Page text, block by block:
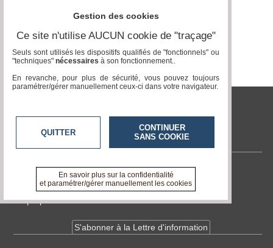
Institut Prévention Sante
Contactez-nous
En savoir +
A propos de tvlocale.fr
S'abonner à la Lettre d'information
Gestion des cookies
Ce site n'utilise AUCUN cookie de "traçage"
Seuls sont utilisés les dispositifs qualifiés de "fonctionnels" ou
"techniques" nécessaires à son fonctionnement..
En revanche, pour plus de sécurité, vous pouvez toujours
paramétrer/gérer manuellement ceux-ci dans votre navigateur.
QUITTER
CONTINUER
SANS COOKIE
En savoir plus sur la confidentialité
et paramétrer/gérer manuellement les cookies